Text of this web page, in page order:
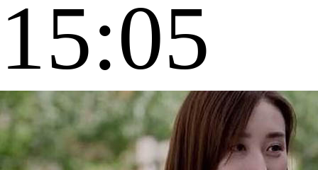
15:05